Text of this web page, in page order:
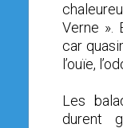
Verne ».
car
l’ouïe,
Les
durent